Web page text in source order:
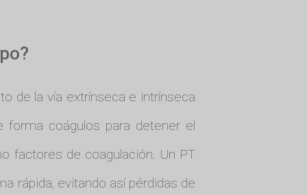
de la vía extrínseca e intrínseca
forma coágulos para detener el
factores de coagulación. Un PT
rápida, evitando así pérdidas de